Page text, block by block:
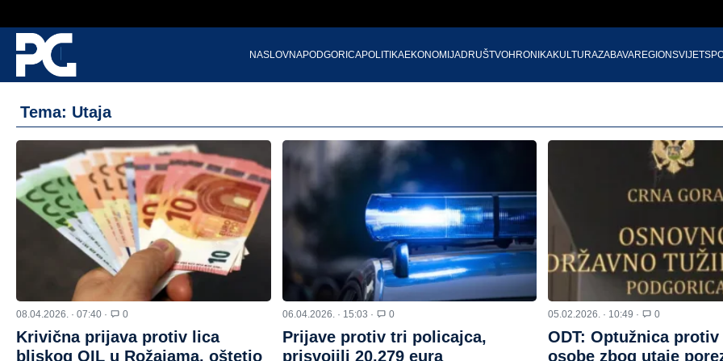
NASLOVNAPODGORICAPOLITIKAEKONOMIJADRUŠTVOHRONIKAKULTURAZABAVAREGIONSVIJET
Tema: Utaja
08.04.2026. · 07:40 · 0
Krivična prijava protiv lica
bliskog OIL u Rožajama, oštetio
06.04.2026. · 15:03 · 0
Prijave protiv tri policajca,
prisvojili 20.279 eura
05.02.2026. · 10:49 · 0
ODT: Optužnica
osobe zbog utaje